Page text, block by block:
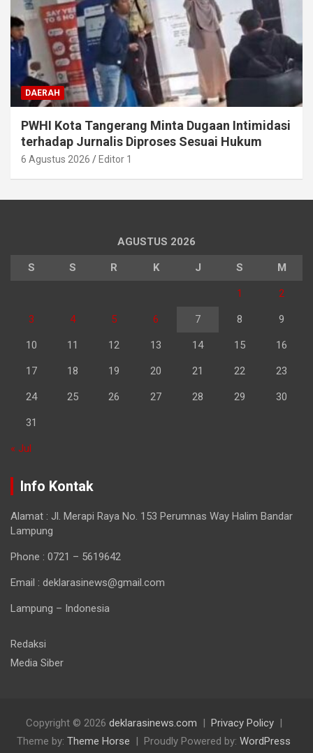
DAERAH
PWHI Kota Tangerang Minta Dugaan Intimidasi
terhadap Jurnalis Diproses Sesuai Hukum
6 Agustus 2026 Editor 1
AGUSTUS 2026
S S R K J S M
1 2
3 4 5 6 7 8 9
10 11 12 13 14 15 16
17 18 19 20 21 22 23
24 25 26 27 28 29 30
31
« Jul
Info Kontak
Alamat : Jl. Merapi Raya No. 153 Perumnas Way Halim Bandar
Lampung
Phone : 0721 – 5619642
Email : deklarasinews@gmail.com
Lampung – Indonesia
Redaksi
Media Siber
Copyright © 2026 deklarasinews.com
Privacy Policy
Theme by: Theme Horse Proudly Powered by: WordPress